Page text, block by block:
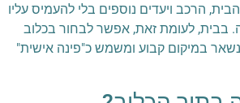
הרכב ויעדים נוספים בלי להעמיס עליו
בבית, לעומת זאת, אפשר לבחור בכלוב
במיקום קבוע ומשמש כ"פינה אישית"